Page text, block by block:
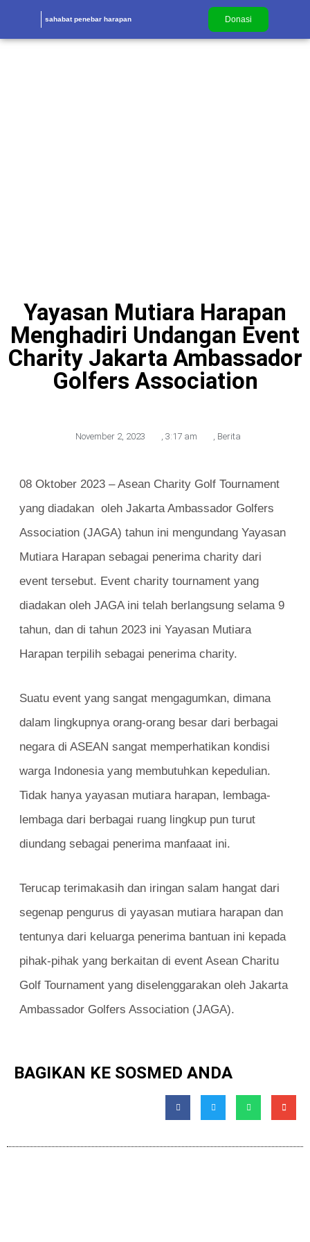
sahabat penebar harapan Donasi
Yayasan Mutiara Harapan
Menghadiri Undangan Event
Charity Jakarta Ambassador
Golfers Association
November 2, 2023 , 3:17 am , Berita
08 Oktober 2023 – Asean Charity Golf Tournament
yang diadakan oleh Jakarta Ambassador Golfers
Association (JAGA) tahun ini mengundang Yayasan
Mutiara Harapan sebagai penerima charity dari
event tersebut. Event charity tournament yang
diadakan oleh JAGA ini telah berlangsung selama 9
tahun, dan di tahun 2023 ini Yayasan Mutiara
Harapan terpilih sebagai penerima charity.
Suatu event yang sangat mengagumkan, dimana
dalam lingkupnya orang-orang besar dari berbagai
negara di ASEAN sangat memperhatikan kondisi
warga Indonesia yang membutuhkan kepedulian.
Tidak hanya yayasan mutiara harapan, lembaga-
lembaga dari berbagai ruang lingkup pun turut
diundang sebagai penerima manfaaat ini.
Terucap terimakasih dan iringan salam hangat dari
segenap pengurus di yayasan mutiara harapan dan
tentunya dari keluarga penerima bantuan ini kepada
pihak-pihak yang berkaitan di event Asean Charitu
Golf Tournament yang diselenggarakan oleh Jakarta
Ambassador Golfers Association (JAGA).
BAGIKAN KE SOSMED ANDA